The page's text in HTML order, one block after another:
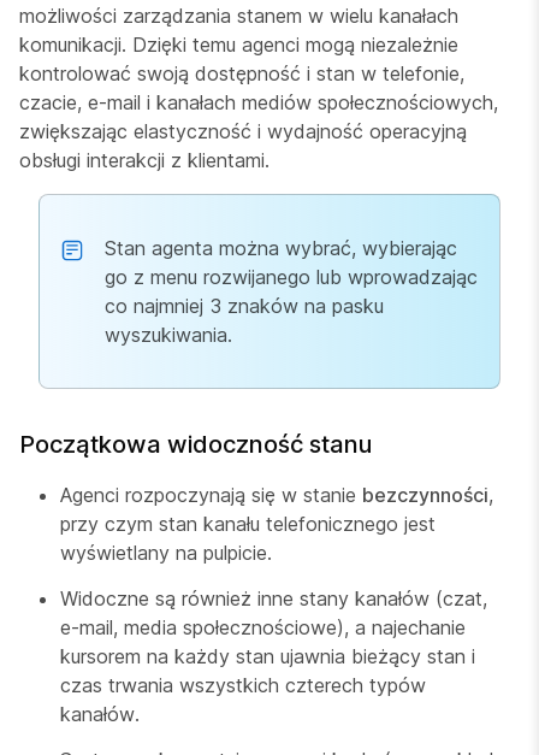
możliwości zarządzania stanem w wielu kanałach
komunikacji. Dzięki temu agenci mogą niezależnie
kontrolować swoją dostępność i stan w telefonie,
czacie, e-mail i kanałach mediów społecznościowych,
zwiększając elastyczność i wydajność operacyjną
obsługi interakcji z klientami.
Stan agenta można wybrać, wybierając
go z menu rozwijanego lub wprowadzając
co najmniej 3 znaków na pasku
wyszukiwania.
Początkowa widoczność stanu
Agenci rozpoczynają się w stanie bezczynności,
przy czym stan kanału telefonicznego jest
wyświetlany na pulpicie.
Widoczne są również inne stany kanałów (czat,
e-mail, media społecznościowe), a najechanie
kursorem na każdy stan ujawnia bieżący stan i
czas trwania wszystkich czterech typów
kanałów.